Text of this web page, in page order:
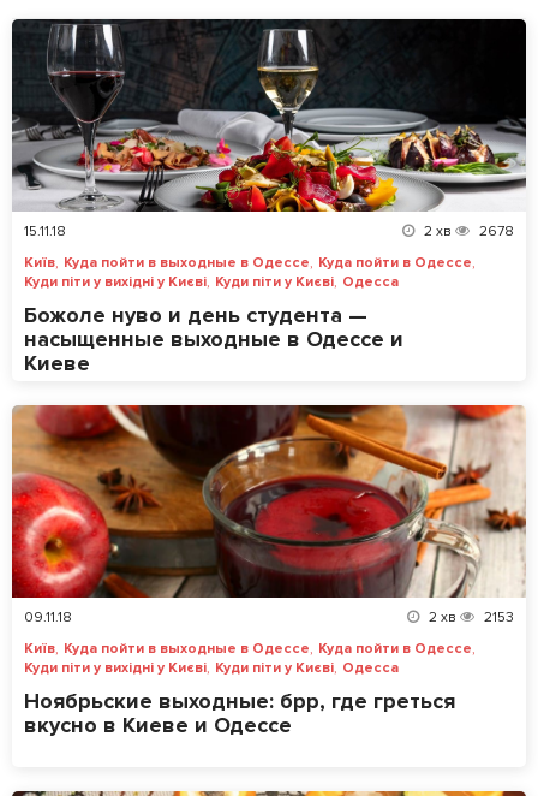
15.11.18 2 хв
2678
Київ, Куда пойти в выходные в Одессе, Куда пойти в Одессе,
Куди піти у вихідні у Києві, Куди піти у Києві, Одесса
Божоле нуво и день студента —
насыщенные выходные в Одессе и
Киеве
09.11.18 2 хв
2153
Київ, Куда пойти в выходные в Одессе, Куда пойти в Одессе,
Куди піти у вихідні у Києві, Куди піти у Києві, Одесса
Ноябрьские выходные: брр, где греться
вкусно в Киеве и Одессе